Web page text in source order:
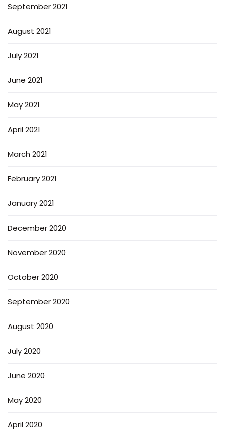
September 2021
August 2021
July 2021
June 2021
May 2021
April 2021
March 2021
February 2021
January 2021
December 2020
November 2020
October 2020
September 2020
August 2020
July 2020
June 2020
May 2020
April 2020